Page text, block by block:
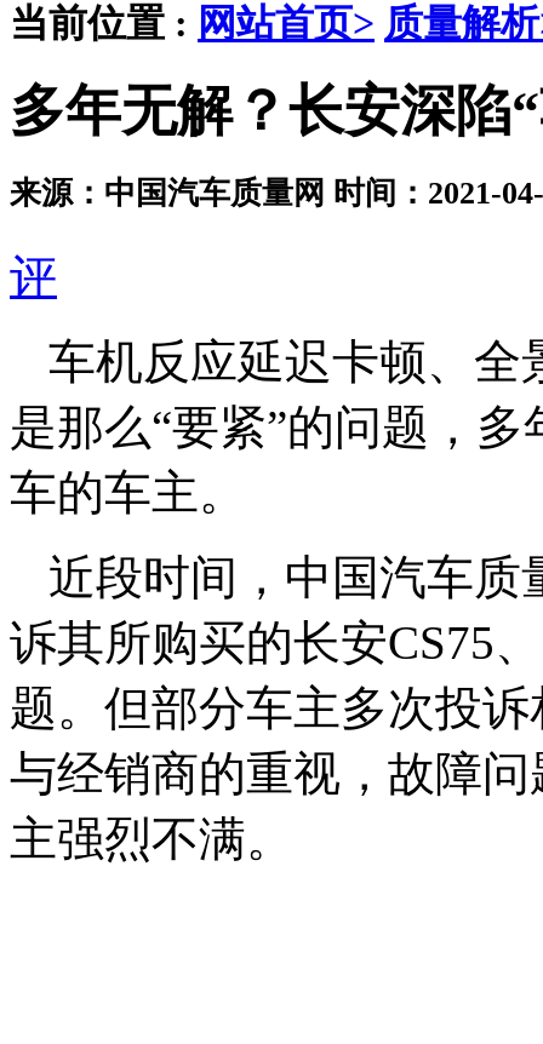
当前位置 : 网站首页> 质量解
多年无解？长安深陷
来源：中国汽车质量网 时间：2021-
评
车机反应延迟卡顿、全
是那么“要紧”的问题，
车的车主。
近段时间，中国汽车质
诉其所购买的长安CS75
题。但部分车主多次投
与经销商的重视，故障
主强烈不满。